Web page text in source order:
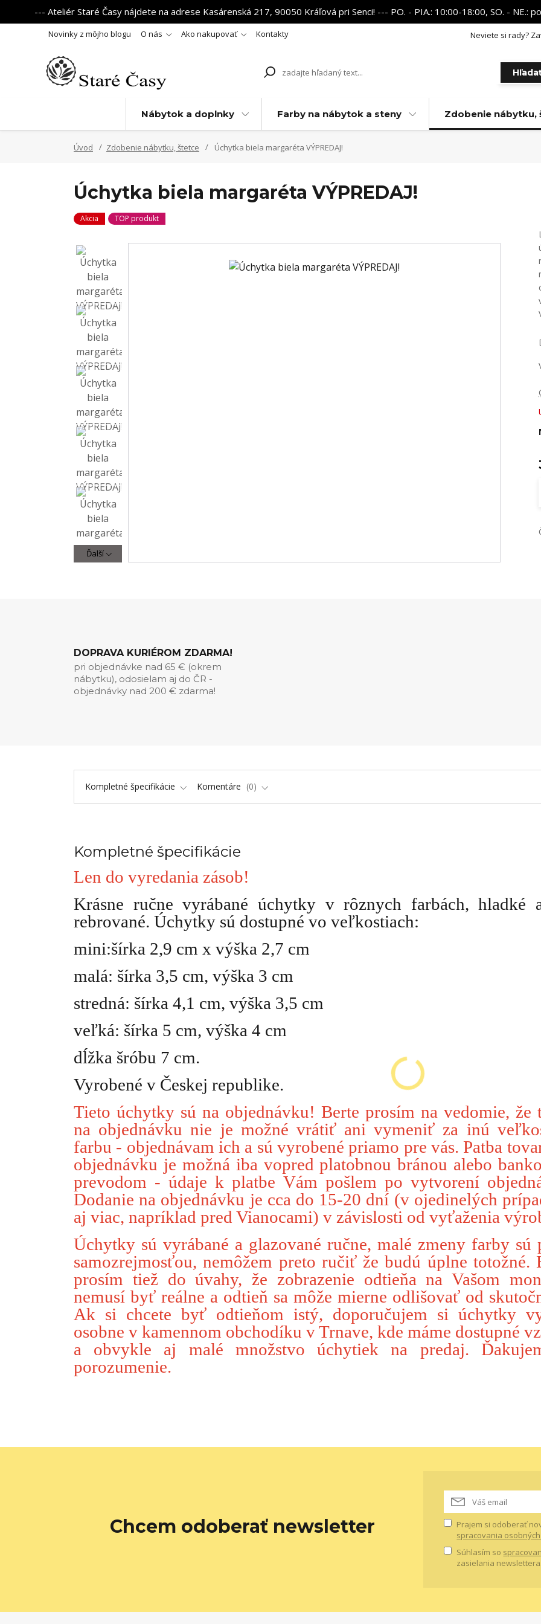
--- Ateliér Staré Časy nájdete na adrese Kasárenská 217, 90050 Kráľová pri Senci! --- PO. - PIA.: 10:00-18:00, SO. -
Novinky z môjho blogu O nás Ako nakupovať Kontakty Neviete si rady?
Nábytok a doplnky Farby na nábytok a steny Zdobenie nábytku,
Úvod Zdobenie nábytku, štetce Úchytka biela margaréta VÝPREDAJ!
Úchytka biela margaréta VÝPREDAJ!
Akcia TOP produkt
Ďalší
DOPRAVA KURIÉROM ZDARMA!
pri objednávke nad 65 € (okrem
nábytku), odosielam aj do ČR -
objednávky nad 200 € zdarma!
Kompletné špecifikácie Komentáre 0
Kompletné špecifikácie
Len do vyredania zásob!
Krásne ručne vyrábané úchytky v rôznych farbách, hladké
rebrované. Úchytky sú dostupné vo veľkostiach:
mini:šírka 2,9 cm x výška 2,7 cm
malá: šírka 3,5 cm, výška 3 cm
stredná: šírka 4,1 cm, výška 3,5 cm
veľká: šírka 5 cm, výška 4 cm
dĺžka šróbu 7 cm.
Vyrobené v Českej republike.
Tieto úchytky sú na objednávku! Berte prosím na vedomie, že
na objednávku nie je možné vrátiť ani vymeniť za inú
farbu - objednávam ich a sú vyrobené priamo pre vás. Patba
objednávku je možná iba vopred platobnou bránou alebo
prevodom - údaje k platbe Vám pošlem po vytvorení
Dodanie na objednávku je cca do 15-20 dní (v ojedinelých
aj viac, napríklad pred Vianocami) v závislosti od vyťaženia
Úchytky sú vyrábané a glazované ručne, malé zmeny farby sú
samozrejmosťou, nemôžem preto ručiť že budú úplne totožné.
prosím tiež do úvahy, že zobrazenie odtieňa na Vašom
nemusí byť reálne a odtieň sa môže mierne odlišovať od
Ak si chcete byť odtieňom istý, doporučujem si úchytky
osobne v kamennom obchodíku v Trnave, kde máme dostupné
a obvykle aj malé množstvo úchytiek na predaj.
porozumenie.
Chcem odoberať newsletter
Prajem si odoberať
spracovania
Súhlasím so
zasielania